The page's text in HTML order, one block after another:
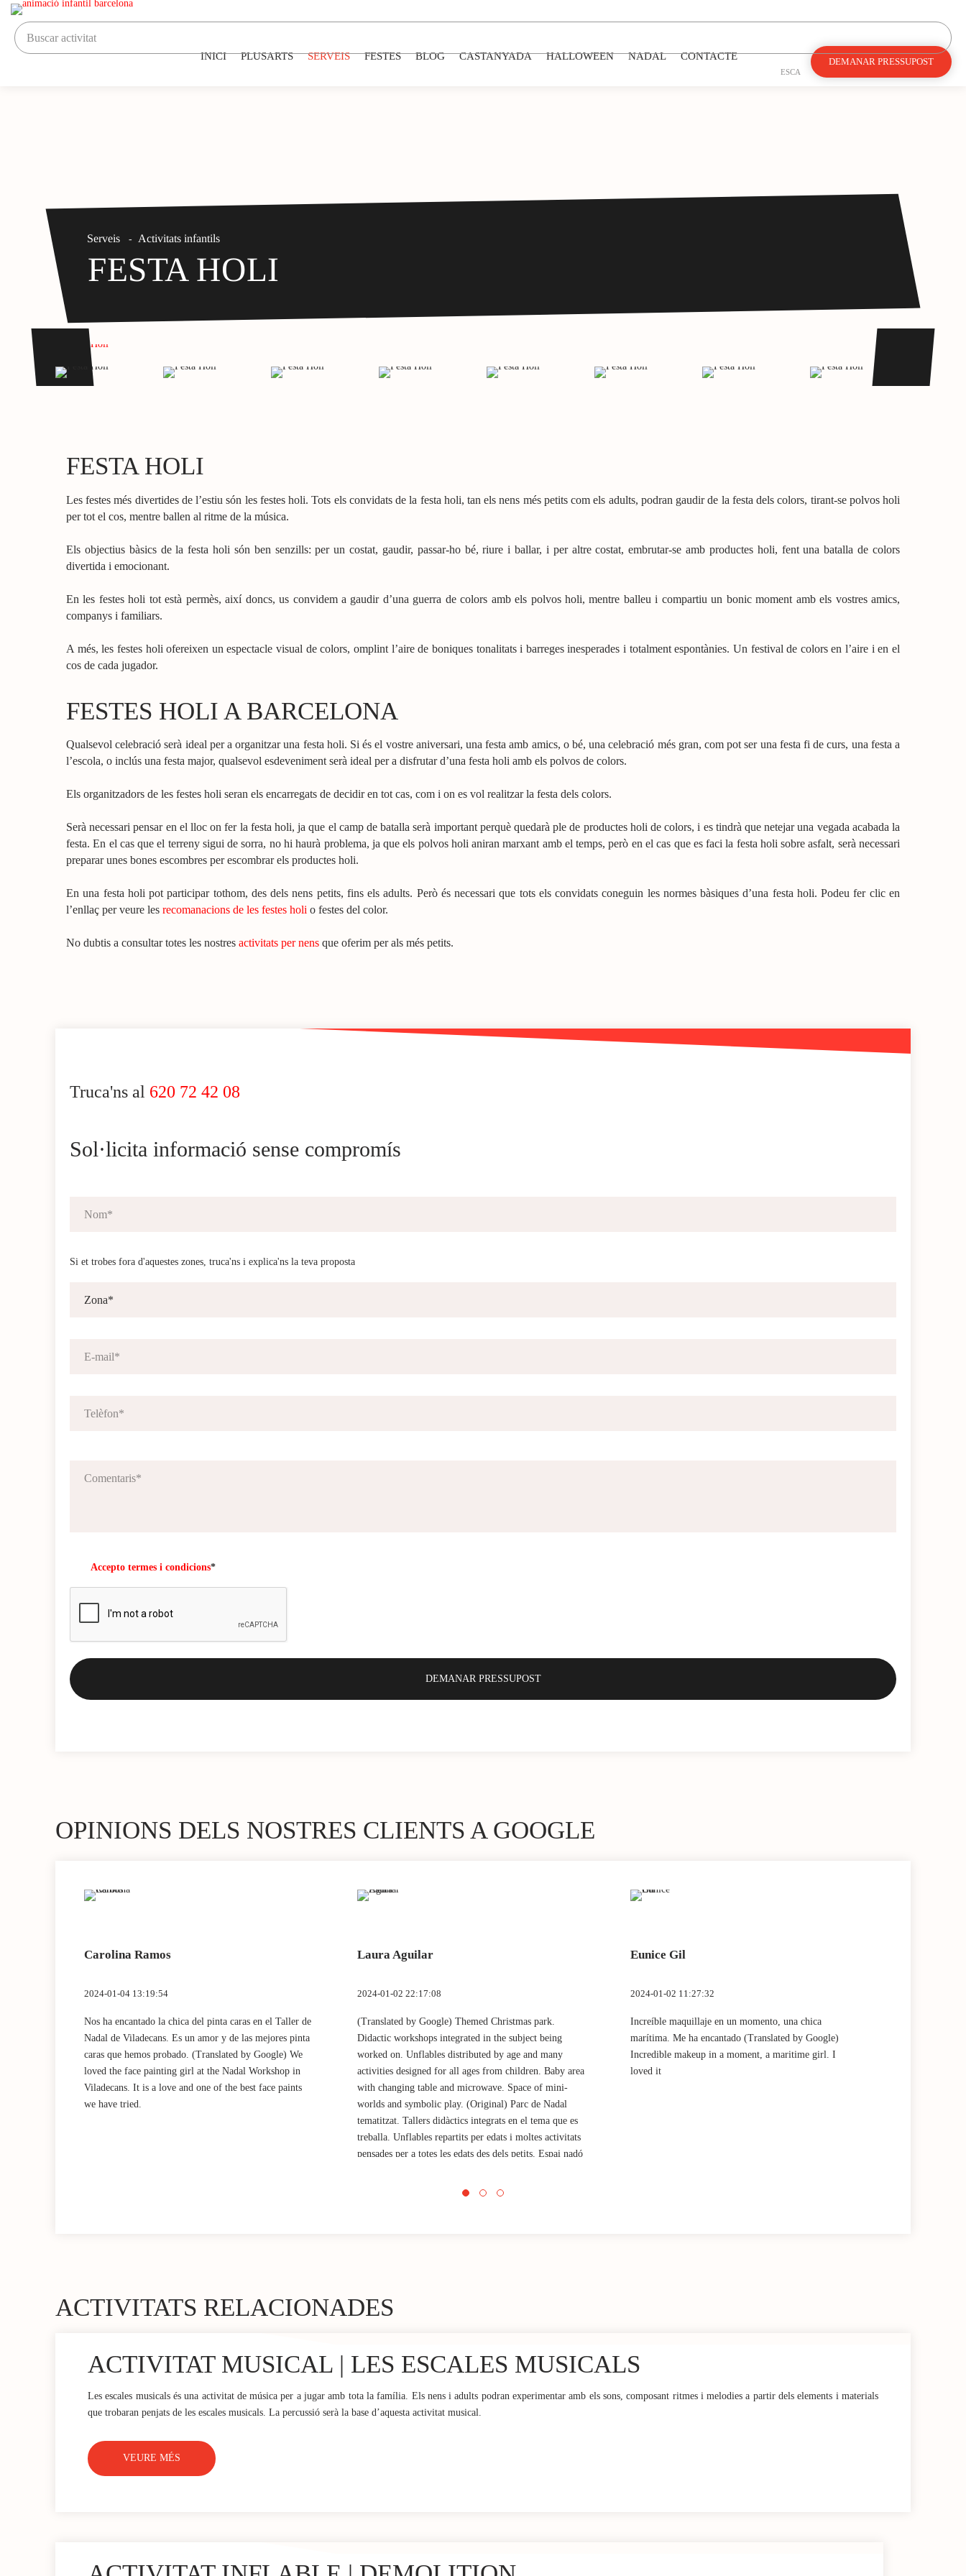
ESCA
DEMANAR PRESSUPOST
INICI PLUSARTS SERVEIS FESTES BLOG CASTANYADA HALLOWEEN NADAL CONTACTE
Serveis - Activitats infantils
FESTA HOLI
FESTA HOLI
Les festes més divertides de l’estiu són les festes holi. Tots els convidats de la festa holi, tan els nens més petits com els adults, podran gaudir de la festa dels colors, tirant-se polvos holi
per tot el cos, mentre ballen al ritme de la música.
Els objectius bàsics de la festa holi són ben senzills: per un costat, gaudir, passar-ho bé, riure i ballar, i per altre costat, embrutar-se amb productes holi, fent una batalla de colors
divertida i emocionant.
En les festes holi tot està permès, així doncs, us convidem a gaudir d’una guerra de colors amb els polvos holi, mentre balleu i compartiu un bonic moment amb els vostres amics,
companys i familiars.
A més, les festes holi ofereixen un espectacle visual de colors, omplint l’aire de boniques tonalitats i barreges inesperades i totalment espontànies. Un festival de colors en l’aire i en el
cos de cada jugador.
FESTES HOLI A BARCELONA
Qualsevol celebració serà ideal per a organitzar una festa holi. Si és el vostre aniversari, una festa amb amics, o bé, una celebració més gran, com pot ser una festa fi de curs, una festa a
l’escola, o inclús una festa major, qualsevol esdeveniment serà ideal per a disfrutar d’una festa holi amb els polvos de colors.
Els organitzadors de les festes holi seran els encarregats de decidir en tot cas, com i on es vol realitzar la festa dels colors.
Serà necessari pensar en el lloc on fer la festa holi, ja que el camp de batalla serà important perquè quedarà ple de productes holi de colors, i es tindrà que netejar una vegada acabada la
festa. En el cas que el terreny sigui de sorra, no hi haurà problema, ja que els polvos holi aniran marxant amb el temps, però en el cas que es faci la festa holi sobre asfalt, serà necessari
preparar unes bones escombres per escombrar els productes holi.
En una festa holi pot participar tothom, des dels nens petits, fins els adults. Però és necessari que tots els convidats coneguin les normes bàsiques d’una festa holi. Podeu fer clic en
l’enllaç per veure les recomanacions de les festes holi o festes del color.
No dubtis a consultar totes les nostres activitats per nens que oferim per als més petits.
Truca'ns al 620 72 42 08
Sol·licita informació sense compromís
Si et trobes fora d'aquestes zones, truca'ns i explica'ns la teva proposta
Accepto termes i condicions*
OPINIONS DELS NOSTRES CLIENTS A GOOGLE
Carolina Ramos
2024-01-04 13:19:54
Nos ha encantado la chica del pinta caras en el Taller de
Nadal de Viladecans. Es un amor y de las mejores pinta
caras que hemos probado. (Translated by Google) We
loved the face painting girl at the Nadal Workshop in
Viladecans. It is a love and one of the best face paints
we have tried.
Laura Aguilar
2024-01-02 22:17:08
(Translated by Google) Themed Christmas park.
Didactic workshops integrated in the subject being
worked on. Unflables distributed by age and many
activities designed for all ages from children. Baby area
with changing table and microwave. Space of mini-
worlds and symbolic play. (Original) Parc de Nadal
tematitzat. Tallers didàctics integrats en el tema que es
treballa. Unflables repartits per edats i moltes activitats
pensades per a totes les edats des dels petits. Espai nadó
Eunice Gil
2024-01-02 11:27:32
Increíble maquillaje en un momento, una chica
marítima. Me ha encantado (Translated by Google)
Incredible makeup in a moment, a maritime girl. I
loved it
ACTIVITATS RELACIONADES
ACTIVITAT MUSICAL | LES ESCALES MUSICALS
Les escales musicals és una activitat de música per a jugar amb tota la família. Els nens i adults podran experimentar amb els sons, composant ritmes i melodies a partir dels elements i materials
que trobaran penjats de les escales musicals. La percussió serà la base d’aquesta activitat musical.
VEURE MÉS